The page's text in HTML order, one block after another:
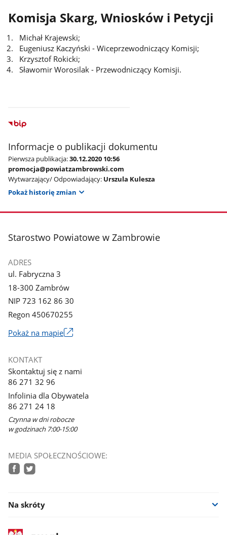
Komisja Skarg, Wniosków i Petycji
Michał Krajewski;
Eugeniusz Kaczyński - Wiceprzewodniczący Komisji;
Krzysztof Rokicki;
Sławomir Worosilak - Przewodniczący Komisji.
Informacje o publikacji dokumentu
Pierwsza publikacja:30.12.2020 10:56
promocja@powiatzambrowski.com
Wytwarzający/ Odpowiadający: Urszula Kulesza
Pokaż historię zmian
stopka
Starostwo Powiatowe w Zambrowie
ADRES
ul. Fabryczna 3
18-300 Zambrów
NIP 723 162 86 30
Regon 450670255
Pokaż na mapieLink
nowym
KONTAKT
Skontaktuj się z nami
86 271 32 96
Infolinia dla Obywatela
86 271 24 18
Czynna w dni robocze
w godzinach 7:00-15:00
MEDIA SPOŁECZNOŚCIOWE:
Na skróty
stopka